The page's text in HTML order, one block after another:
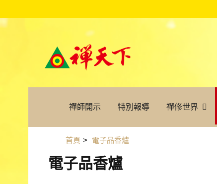
禪師開示 特別報導 禪修世界
首頁 > 電子品香爐
電子品香爐